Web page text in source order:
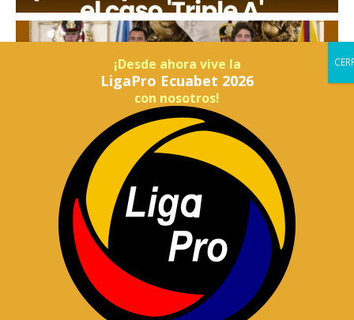
¡Desde ahora vive la
LigaPro Ecuabet 2026
con nosotros!